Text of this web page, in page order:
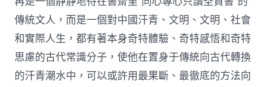
傳統文人，而是一個對中國汗青、文明、文明、社會
和實際人生，都有著本身奇特體驗、奇特感悟和奇特
思慮的古代常識分子，使他在置身于傳統向古代轉換
的汗青潮水中，可以或許用最果斷、最徹底的方法向